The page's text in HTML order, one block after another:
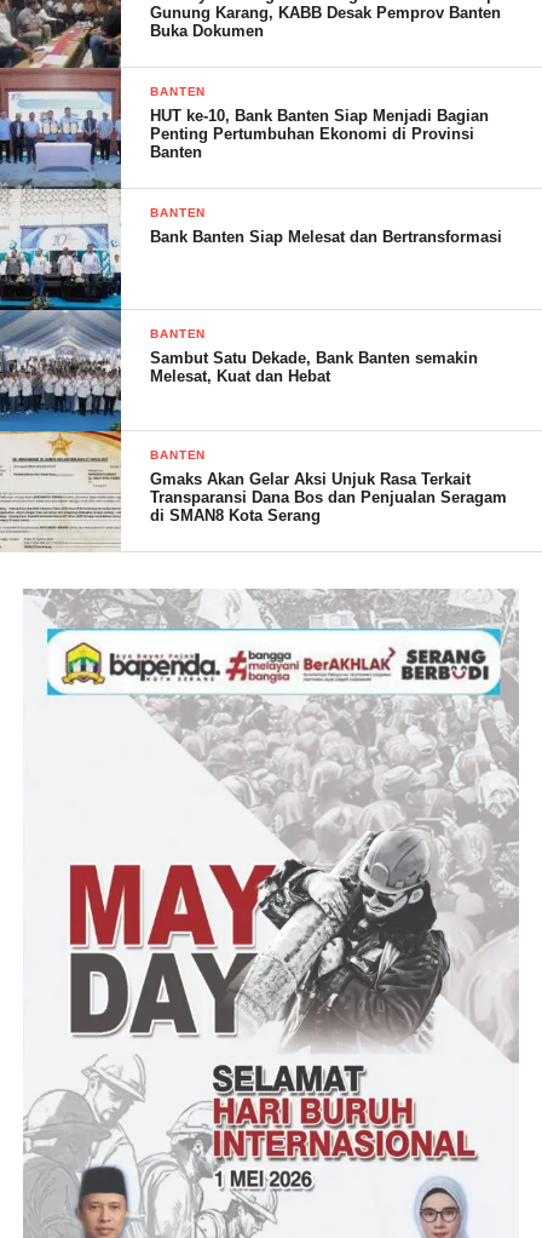
pihaknya telah berupaya mendatangi pihak kredit plus
untuk berkomunikasi, termasuk meminta dasar
penarikan dana salinan kontrak pinjaman dengan
korban.
“Sudah saya datangi kredit plus, ngakunya semua data
sudah diserahkan ke PT Dongyang Asset Management
dan tidak ada arsip di kantornya. Sungguh
mengherankan jika kantor tidak memiliki data arsip
kontrak dengan konsumen,” katanya.
Menurut Saeful Bahri. Dengan adanya bukti pelunasan,
pihaknya akan menempuh jalur hukum jika kendaraan
milik korban tidak kunjung dikembalikan.
“Kalau tidak dikembalikan, tentu kami akan tempuh
jalur hukum. Apalagi konsumen ini kan tidak ada
sangkut pautnya dengan PT Dongyang. Kami duga jika
Kredit Plus melakukan penjualan aset milik konsumen,”
ungkapnya.
Terpisah, pihak Kredit Plus ketika dikonfirmasi belum
memberikan tanggapan. (Dinar)
Post Views: 45
Gunung Karang, KABB Desak Pemprov Banten
Buka Dokumen
BANTEN
HUT ke-10, Bank Banten Siap Menjadi Bagian
Penting Pertumbuhan Ekonomi di Provinsi
Banten
BANTEN
Bank Banten Siap Melesat dan Bertransformasi
BANTEN
Sambut Satu Dekade, Bank Banten semakin
Melesat, Kuat dan Hebat
BANTEN
Gmaks Akan Gelar Aksi Unjuk Rasa Terkait
Transparansi Dana Bos dan Penjualan Seragam
di SMAN8 Kota Serang